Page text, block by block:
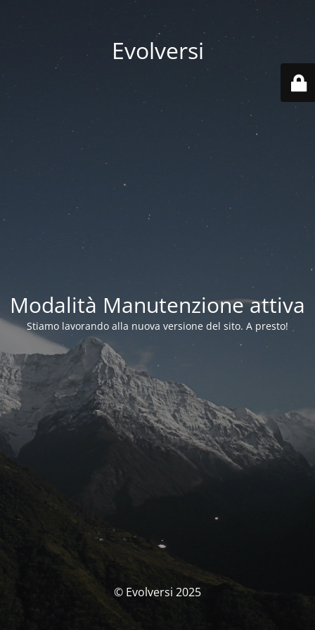
Evolversi
Modalità Manutenzione attiva
Stiamo lavorando alla nuova versione del sito. A presto!
© Evolversi 2025